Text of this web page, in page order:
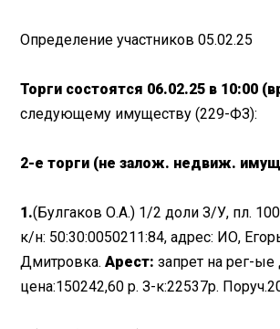
Определение участников 05.02.25
Торги состоятся 06.02.25 в 10:00
следующему имуществу (229-ФЗ):
2-е торги (не залож. недвиж.
1.(Булгаков О.А.) 1/2 доли З/У, пл.
к/н: 50:30:0050211:84, адрес: ИО,
Дмитровка. Арест:запрет на рег-ые
цена:150242,60 р. З-к:22537р.